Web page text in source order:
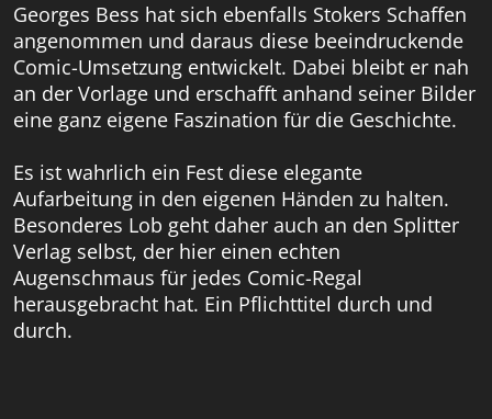
Georges Bess hat sich ebenfalls Stokers Schaffen
angenommen und daraus diese beeindruckende
Comic-Umsetzung entwickelt. Dabei bleibt er nah
an der Vorlage und erschafft anhand seiner Bilder
eine ganz eigene Faszination für die Geschichte.
Es ist wahrlich ein Fest diese elegante
Aufarbeitung in den eigenen Händen zu halten.
Besonderes Lob geht daher auch an den Splitter
Verlag selbst, der hier einen echten
Augenschmaus für jedes Comic-Regal
herausgebracht hat. Ein Pflichttitel durch und
durch.